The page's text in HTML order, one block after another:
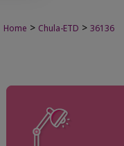
Home > Chula-ETD > 36136